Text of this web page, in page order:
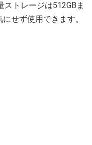
トレージは512GBま
せず使用できます。